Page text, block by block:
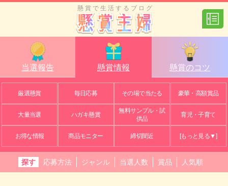
懸賞で生活するブログ
当選報告 懸賞情報 懸賞のコツ
厳選懸賞 毎日応募 その場で当たる 豪華・高額賞品
大量当選 ハガキ懸賞
無料サンプル・試
供品
育児・子育て
お得な情報 商品モニター 締切間近 [もっと見る▼]
探す 応募方法 ジャンル 当選人数 賞品 人気順